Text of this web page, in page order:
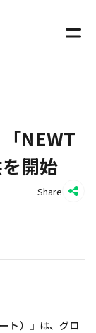
NEWT
開始
Share
ト）』は、グロ